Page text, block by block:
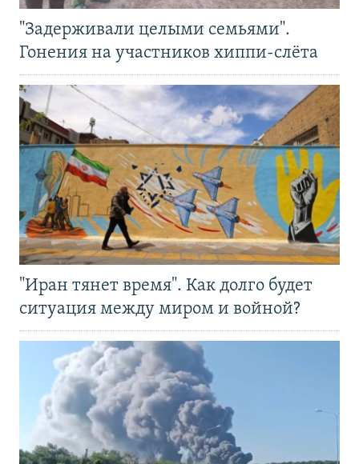
"Задерживали целыми семьями".
Гонения на участников хиппи-слёта
"Иран тянет время". Как долго будет
ситуация между миром и войной?